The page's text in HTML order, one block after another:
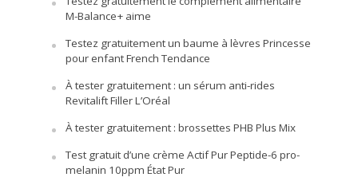
M-Balance+ aime
Testez gratuitement un baume à lèvres Princesse
pour enfant French Tendance
À tester gratuitement : un sérum anti-rides
Revitalift Filler L’Oréal
À tester gratuitement : brossettes PHB Plus Mix
Test gratuit d’une crème Actif Pur Peptide-6 pro-
melanin 10ppm État Pur